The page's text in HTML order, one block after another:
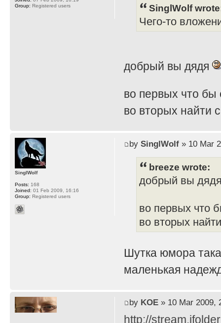
SinglWolf
Чего-то
добрый вы дядя
во первых что бы
во вторых найти
Group: Registered users
by SinglWolf» 10 Mar
breeze wrote:
добрый вы
во первых что
во вторых
Шутка юмора
маленькая
SinglWolf
Posts: 168
Joined: 01 Feb 2009, 16:16
Group: Registered users
by KOE» 10 Mar 2009,
http://